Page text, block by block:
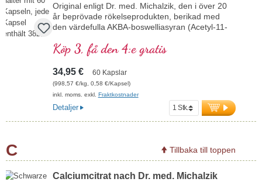
Original enligt Dr. med. Michalzik, den i över 20
år beprövade rökelseprodukten, berikad med
den värdefulla AKBA-boswelliasyran (Acetyl-11-
Den första högdoserade rökelseprodukten med
85 % boswelliasyror på den tyska marknaden
med högt innehåll av AKBA.
Hypoallergen tack vare Biotikons specialteknologi
enligt de strikta kvalitetskriterierna från Dr. med.
Hållbar och skonsam vildinsamling, professionellt
bearbetad för bästa och säkra användning för
förstklassiga, sedan länge beprövade kvaliteten.
Skonsam extraktion med livsmedelsetanol för
bästa extraktion.
Köp 3, få den 4:e gratis
34,95 € 60 Kapslar
(998,57 €/kg, 0,58 €/Kapsel)
inkl. moms. exkl. Fraktkostnader
Detaljer
C Tillbaka till toppen
Calciumcitrat nach Dr. med. Michalzik